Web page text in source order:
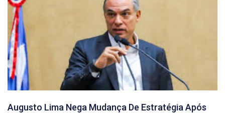
Augusto Lima Nega Mudança De Estratégia Após